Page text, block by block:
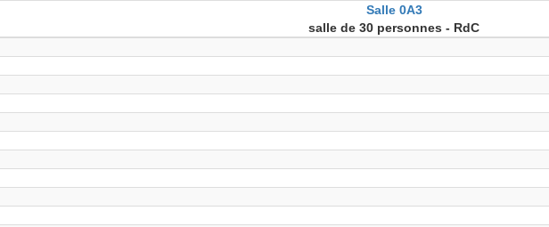
Salle 0A3
salle de 30 personnes - RdC